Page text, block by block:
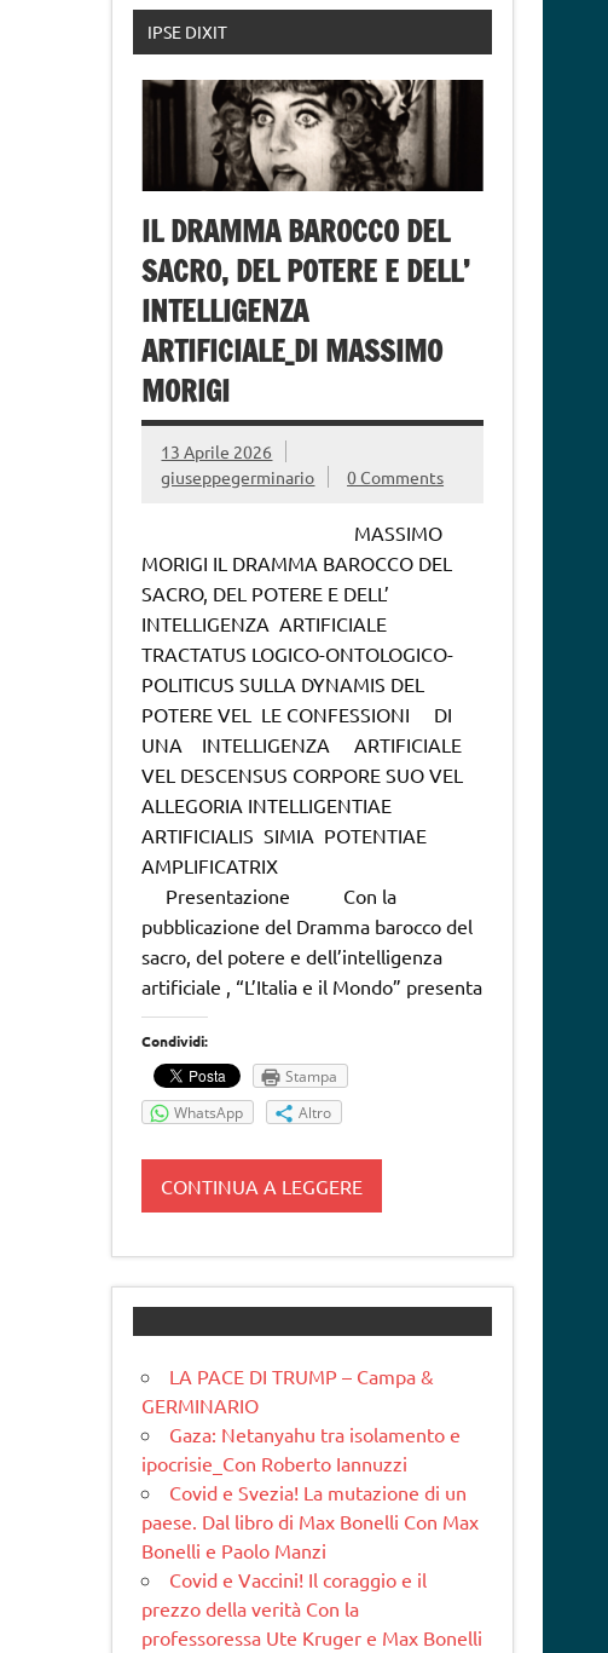
IPSE DIXIT
IL DRAMMA BAROCCO DEL
SACRO, DEL POTERE E DELL’
INTELLIGENZA
ARTIFICIALE_DI MASSIMO
MORIGI
13 Aprile 2026
giuseppegerminario
0 Comments
MASSIMO
MORIGI IL DRAMMA BAROCCO DEL
SACRO, DEL POTERE E DELL’
INTELLIGENZA ARTIFICIALE
TRACTATUS LOGICO-ONTOLOGICO-
POLITICUS SULLA DYNAMIS DEL
POTERE VEL LE CONFESSIONI DI
UNA INTELLIGENZA ARTIFICIALE
VEL DESCENSUS CORPORE SUO VEL
ALLEGORIA INTELLIGENTIAE
ARTIFICIALIS SIMIA POTENTIAE
AMPLIFICATRIX
Presentazione Con la
pubblicazione del Dramma barocco del
sacro, del potere e dell’intelligenza
artificiale , “L’Italia e il Mondo” presenta
Condividi:
Stampa
WhatsApp
Altro
CONTINUA A LEGGERE
LA PACE DI TRUMP – Campa &
GERMINARIO
Gaza: Netanyahu tra isolamento e
ipocrisie_Con Roberto Iannuzzi
Covid e Svezia! La mutazione di un
paese. Dal libro di Max Bonelli Con Max
Bonelli e Paolo Manzi
Covid e Vaccini! Il coraggio e il
prezzo della verità Con la
professoressa Ute Kruger e Max Bonelli